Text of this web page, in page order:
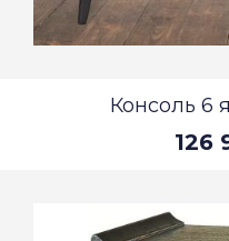
Консоль 6
126